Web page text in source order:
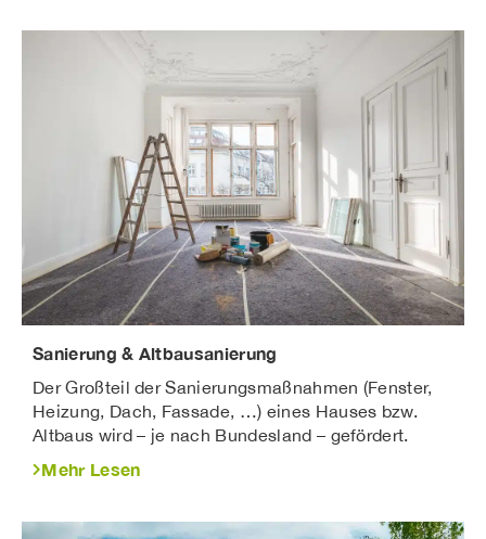
Sanierung & Altbausanierung
Der Großteil der Sanierungsmaßnahmen (Fenster,
Heizung, Dach, Fassade, …) eines Hauses bzw.
Altbaus wird – je nach Bundesland – gefördert.
Mehr Lesen